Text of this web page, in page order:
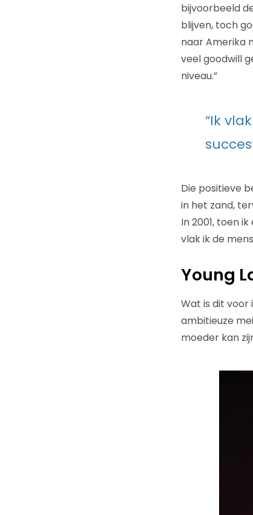
bijvoorbeeld
blijven, toch
naar Amerika
veel goodwill
niveau.”
“Ik
Die positieve
in het zand,
In 2001, toen
vlak ik de
Young
Wat is dit voor
ambitieuze
moeder kan